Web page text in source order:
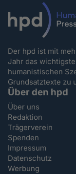
Der hpd ist mit
Jahr das
humanistischen
Grundsatztexte zu
Über den hpd
Über uns
Redaktion
Trägerverein
Spenden
Impressum
Datenschutz
Werbung